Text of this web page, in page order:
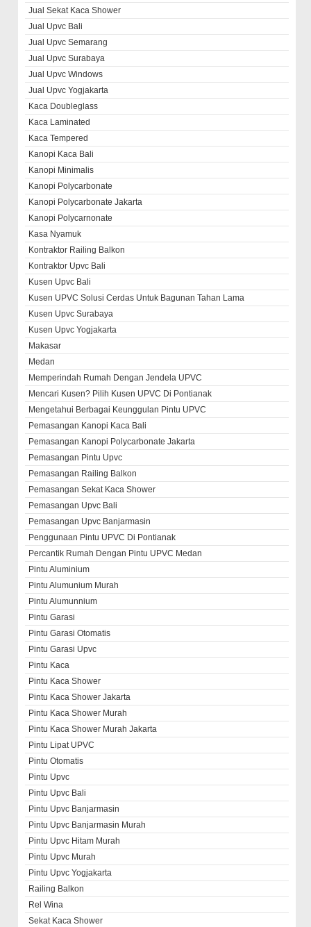
Jual Sekat Kaca Shower
Jual Upvc Bali
Jual Upvc Semarang
Jual Upvc Surabaya
Jual Upvc Windows
Jual Upvc Yogjakarta
Kaca Doubleglass
Kaca Laminated
Kaca Tempered
Kanopi Kaca Bali
Kanopi Minimalis
Kanopi Polycarbonate
Kanopi Polycarbonate Jakarta
Kanopi Polycarnonate
Kasa Nyamuk
Kontraktor Railing Balkon
Kontraktor Upvc Bali
Kusen Upvc Bali
Kusen UPVC Solusi Cerdas Untuk Bagunan Tahan Lama
Kusen Upvc Surabaya
Kusen Upvc Yogjakarta
Makasar
Medan
Memperindah Rumah Dengan Jendela UPVC
Mencari Kusen? Pilih Kusen UPVC Di Pontianak
Mengetahui Berbagai Keunggulan Pintu UPVC
Pemasangan Kanopi Kaca Bali
Pemasangan Kanopi Polycarbonate Jakarta
Pemasangan Pintu Upvc
Pemasangan Railing Balkon
Pemasangan Sekat Kaca Shower
Pemasangan Upvc Bali
Pemasangan Upvc Banjarmasin
Penggunaan Pintu UPVC Di Pontianak
Percantik Rumah Dengan Pintu UPVC Medan
Pintu Aluminium
Pintu Alumunium Murah
Pintu Alumunnium
Pintu Garasi
Pintu Garasi Otomatis
Pintu Garasi Upvc
Pintu Kaca
Pintu Kaca Shower
Pintu Kaca Shower Jakarta
Pintu Kaca Shower Murah
Pintu Kaca Shower Murah Jakarta
Pintu Lipat UPVC
Pintu Otomatis
Pintu Upvc
Pintu Upvc Bali
Pintu Upvc Banjarmasin
Pintu Upvc Banjarmasin Murah
Pintu Upvc Hitam Murah
Pintu Upvc Murah
Pintu Upvc Yogjakarta
Railing Balkon
Rel Wina
Sekat Kaca Shower